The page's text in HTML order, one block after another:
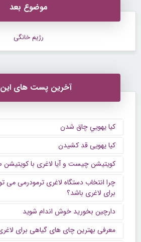
موضوع بعد
رژیم خانگی
آخرین پست های این
كيا يهويي چاق شدن
کیا یهویی قد کشیدن
کویتیشن چیست و آیا لاغری با
چرا انتخاب دستگاه لاغری ترمودرمی می‌
برای لاغری باشد؟
دارچین بخورید خوش اندام شوید
معرفی بهترین چای های گیاهی برای